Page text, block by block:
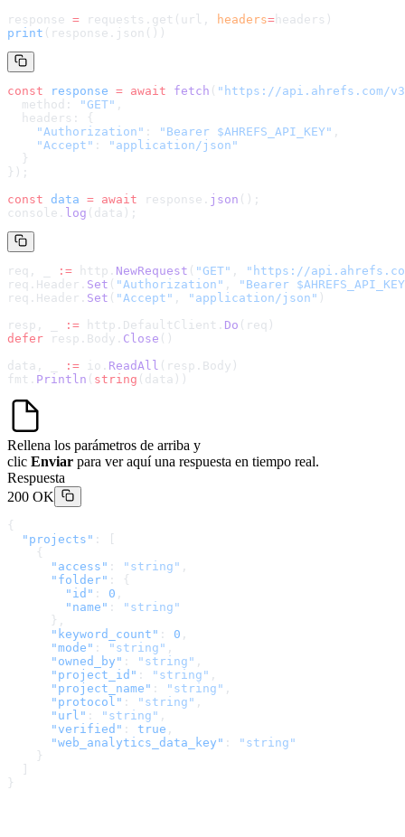
response = requests.get(url, headers= headers )
print (response.json())
const response = await fetch ( " https://api.ahrefs.com/
  method:
"GET" ,
  headers: {
    "Authorization"
: "Bearer $AHREFS_API_KEY" ,
    "Accept"
:
"application/json"
  }
});
const data = await response. json ();
console. log (data);
req, _ := http. NewRequest ( "GET" , " https://
req.Header. Set ( "Authorization" ,
"Bearer
req.Header. Set ( "Accept" , "application/json" )
resp, _
:= http.DefaultClient. Do (req)
defer resp.Body. Close ()
data, _
:= io. ReadAll (resp.Body)
fmt. Println ( string (data))
Rellena los parámetros de arriba y
clic Enviar para ver aquí una respuesta en tiempo real.
Respuesta
200 OK
{
  "projects"
: [
    {
      "access"
: "string" ,
      "folder"
: {
        "id"
: 0 ,
        "name"
:
"string"
      },
      "keyword_count"
: 0 ,
      "mode"
: "string" ,
      "owned_by"
: "string" ,
      "project_id"
: "string" ,
      "project_name"
: "string" ,
      "protocol"
: "string" ,
      "url"
: "string" ,
      "verified"
: true ,
      "web_analytics_data_key"
:
"string"
    }
}